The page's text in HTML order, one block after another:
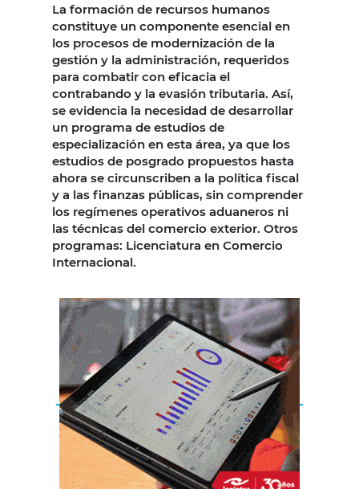
La formación de recursos humanos
constituye un componente esencial en
los procesos de modernización de la
gestión y la administración, requeridos
para combatir con eficacia el
contrabando y la evasión tributaria. Así,
se evidencia la necesidad de desarrollar
un programa de estudios de
especialización en esta área, ya que los
estudios de posgrado propuestos hasta
ahora se circunscriben a la política fiscal
y a las finanzas públicas, sin comprender
los regímenes operativos aduaneros ni
las técnicas del comercio exterior. Otros
programas: Licenciatura en Comercio
Internacional.